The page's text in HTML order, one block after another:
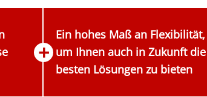
Ein hohes Maß an Flexibilität,
um Ihnen auch in Zukunft die
besten Lösungen zu bieten